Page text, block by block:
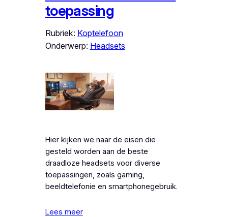
toepassing
Rubriek: Koptelefoon
Onderwerp: Headsets
Hier kijken we naar de eisen die
gesteld worden aan de beste
draadloze headsets voor diverse
toepassingen, zoals gaming,
beeldtelefonie en smartphonegebruik.
Lees meer